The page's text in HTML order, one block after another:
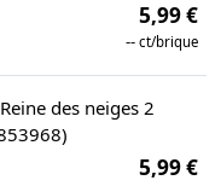
5,99 €
-- ct/brique
des neiges 2
5,99 €